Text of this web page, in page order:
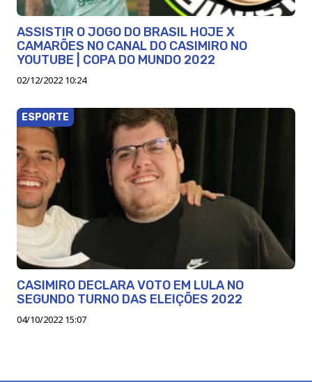
ASSISTIR O JOGO DO BRASIL HOJE X
CAMARÕES NO CANAL DO CASIMIRO NO
YOUTUBE | COPA DO MUNDO 2022
02/12/2022 10:24
ESPORTE
CASIMIRO DECLARA VOTO EM LULA NO
SEGUNDO TURNO DAS ELEIÇÕES 2022
04/10/2022 15:07